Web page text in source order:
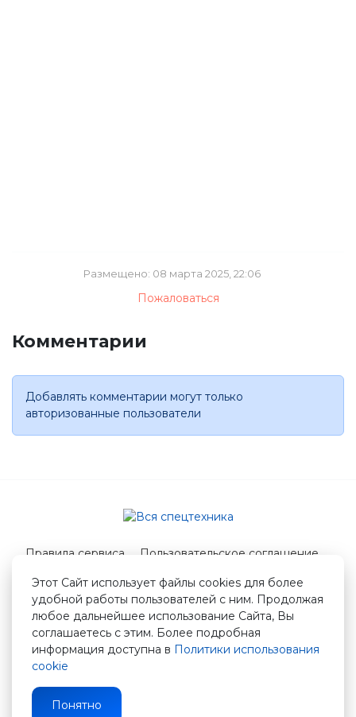
Размещено: 08 марта 2025, 22:06
Пожаловаться
Комментарии
Добавлять комментарии могут только
авторизованные пользователи
Этот Сайт использует файлы cookies для более
удобной работы пользователей с ним. Продолжая
любое дальнейшее использование Сайта, Вы
соглашаетесь с этим. Более подробная
информация доступна в Политики использования
cookie
Понятно
Правила сервиса
Пользовательское соглашение
© 2026 Вся спецтехника
info@vstshop.ru